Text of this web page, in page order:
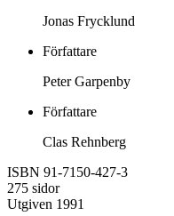
Jonas Frycklund
Författare
Peter Garpenby
Författare
Clas Rehnberg
ISBN 91-7150-427-3
275 sidor
Utgiven 1991